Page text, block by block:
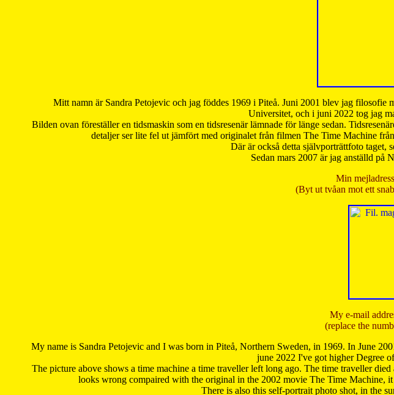
Mitt namn är Sandra Petojevic och jag föddes 1969 i Piteå. Juni 2001 blev jag
Universitet, och i juni 2022 tog jag
Bilden ovan föreställer en tidsmaskin som en tidsresenär lämnade för länge sedan.
detaljer ser lite fel ut jämfört med originalet från filmen The Time Machine
Där är också detta självporträttfoto taget,
Sedan mars 2007 är jag anställd
Min
(Byt ut tvåan mot ett
My e-mail
(replace the
My name is Sandra Petojevic and I was born in Piteå, Northern Sweden, in 1969. In June
june 2022 I've got higher Degree
The picture above shows a time machine a time traveller left long ago. The time traveller
looks wrong compaired with the original in the 2002 movie The Time Machine,
There is also this self-portrait photo shot, in the